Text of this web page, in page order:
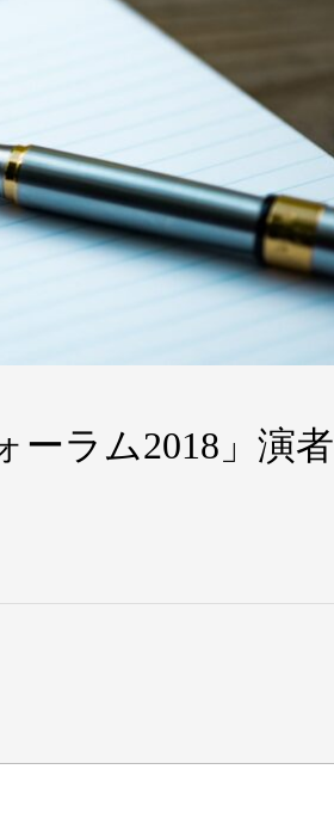
ーラム2018」演者